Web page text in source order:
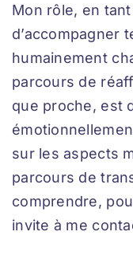
Mon rôle, en
d’accompagner
humainement
parcours de
que proche, est
sur les aspects
parcours de
comprendre,
invite à me